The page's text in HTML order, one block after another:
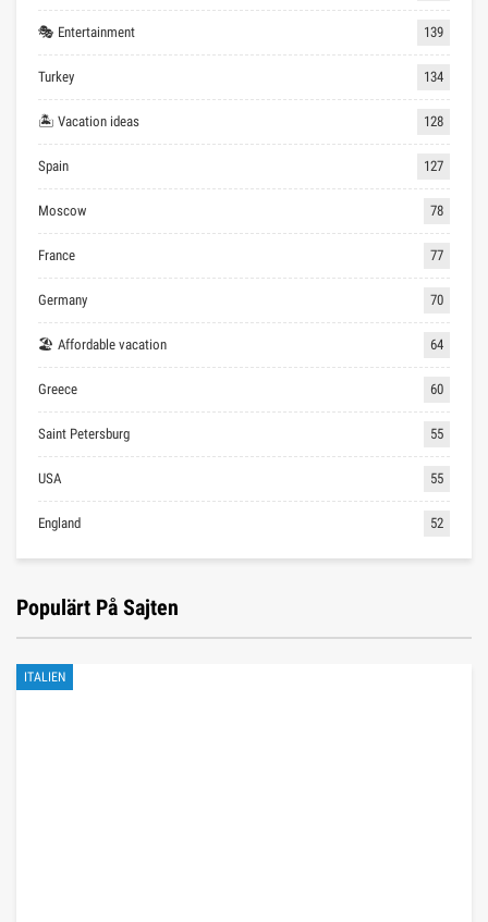
🎭 Entertainment 139
Turkey 134
🏝 Vacation ideas 128
Spain 127
Moscow 78
France 77
Germany 70
🏖 Affordable vacation 64
Greece 60
Saint Petersburg 55
USA 55
England 52
Populärt På Sajten
ITALIEN